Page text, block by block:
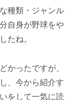
種類・ジャンル
自身が野球をや
たね。
かったですが、
、今から紹介す
をして一気に読